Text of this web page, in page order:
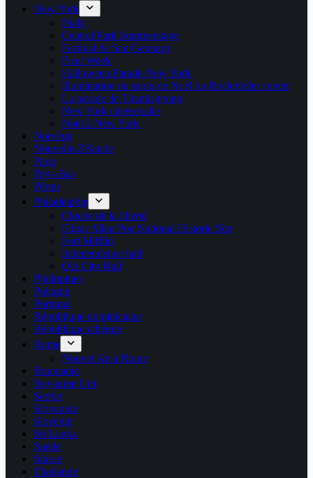
New York
Bialy
Central Park Summerstage
Festival de San Gennaro
Fleet Week
Halloween Parade New York
Illumination du sapin de Noël du Rockefeller center
La parade de Thanksgiving
New York cheesecake
Noël à New York
Norvège
Nouvelle-Zélande
Paris
Pays-Bas
Pérou
Philadelphie
Cloche de la liberté
Edgar Allan Poe National Historic Site
Fort Mifflin
Independence hall
Old City Hall
Philippines
Pologne
Portugal
République dominicaine
République tchèque
Rome
Nouvel An à Rome
Roumanie
Royaume Uni
Serbie
Slovaquie
Slovénie
Sri Lanka
Suède
Suisse
Thaïlande